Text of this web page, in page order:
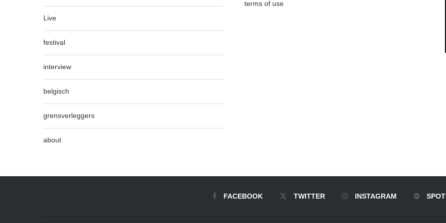
Live
festival
interview
belgisch
grensverleggers
about
terms of use
FACEBOOK TWITTER INSTAGRAM